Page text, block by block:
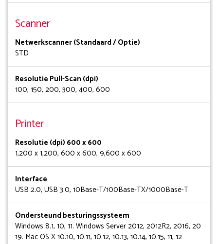
Scanner
Netwerkscanner (Standaard / Optie)
STD
Resolutie Pull-Scan (dpi)
100, 150, 200, 300, 400, 600
Printer
Resolutie (dpi) 600 x 600
1,200 x 1,200, 600 x 600, 9,600 x 600
Interface
USB 2.0, USB 3.0, 10Base-T/100Base-TX/1000Base-T
Ondersteund besturingssysteem
Windows 8.1, 10, 11. Windows Server 2012, 2012R2, 2016, 20
19. Mac OS X 10.10, 10.11, 10.12, 10.13, 10.14, 10.15, 11, 12